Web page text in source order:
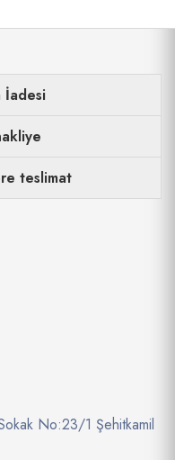
İadesi
teslimat
No:23/1 Şehitkamil